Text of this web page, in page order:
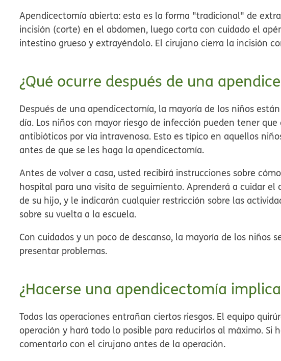
Apendicectomía abierta: esta es la forma "tradicional" de
incisión (corte) en el abdomen, luego corta con cuidado el
intestino grueso y extrayéndolo. El cirujano cierra la incisión
¿Qué ocurre después de una
Después de una apendicectomía, la mayoría de los niños
día. Los niños con mayor riesgo de infección pueden tener
antibióticos por vía intravenosa. Esto es típico en aquellos
antes de que se les haga la apendicectomía.
Antes de volver a casa, usted recibirá instrucciones sobre
hospital para una visita de seguimiento. Aprenderá a cuidar
de su hijo, y le indicarán cualquier restricción sobre las
sobre su vuelta a la escuela.
Con cuidados y un poco de descanso, la mayoría de los niños
presentar problemas.
¿Hacerse una apendicectomía
Todas las operaciones entrañan ciertos riesgos. El equipo
operación y hará todo lo posible para reducirlos al máximo. Si
comentarlo con el cirujano antes de la operación.